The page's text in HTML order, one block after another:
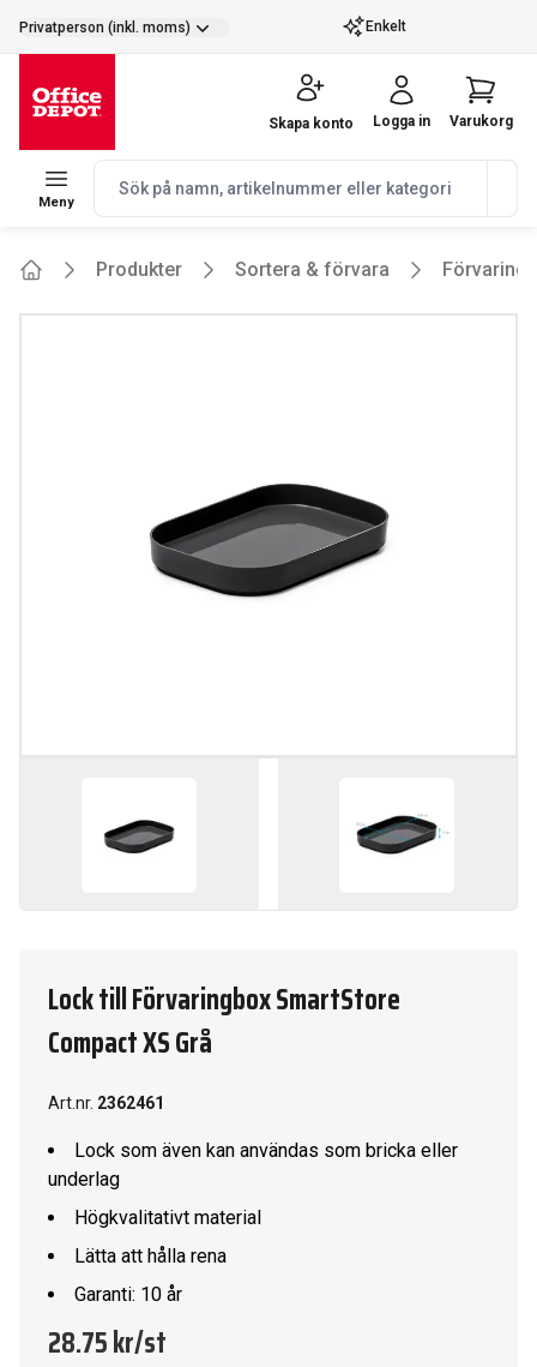
selector.vat
Privatperson (inkl. moms) Enkelt
Meny
navbar.quicksearch.label
Skapa konto Logga in Varukorg
Produkter Sortera & förvara
Lock till Förvaringbox SmartStore
Compact XS Grå
Art.nr. 2362461
Lock som även kan användas som bricka eller
underlag
Högkvalitativt material
Lätta att hålla rena
Garanti: 10 år
28.75 kr/st